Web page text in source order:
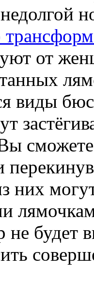
от
виды
сможете
них
не будет